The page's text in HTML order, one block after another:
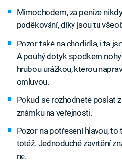
Mimochodem, za peníze
poděkování, díky jsou tu
Pozor také na chodidla, i ta
A pouhý dotyk spodkem
hrubou urážkou, kterou
omluvou.
Pokud se rozhodnete poslat
známku na veřejnosti.
Pozor na potřesení hlavou, to
totéž. Jednoduché zavrtění
ne.